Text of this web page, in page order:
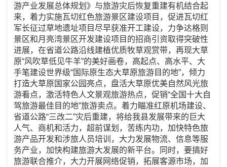
游产业发展总体规划》与旅游灾后恢复重建有机结合起
来，着力实施瓦切红色旅游景区建设项目，促进瓦切红
军长征过草地遗址项目尽早获准开工建设，力争达格则
景区和月亮湾景区开发建设项目的招商引资取得突破性
进展，在省道公路沿线建植优质牧草观赏带，再现大草
原“风吹草低见牛羊”的美好画卷，高起点、高水平、大
手笔建设世界级“国际原生态大草原旅游目的地”，倾力
打造大草原国家公园亮点，盘活大草原优美自然风光旅
游看点，激活特色人文景观旅游热点，促销“全国十大自
驾旅游最佳目的地”旅游卖点。着力瞄准红原机场建设、
省道公路“三改二”灾后重建，将给我县发展带来的巨大
人气、商机和活力，超前谋划，苦练内功，加快特色旅
游产品开发和涉旅人员培训，大力发展物流、信息等服
务产业，加快构建旅游大发展的新平台。同时，要搞好
旅游联合推介，大力开展网络促销，拓展客源市场，加